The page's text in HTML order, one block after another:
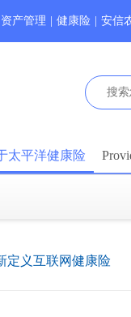
资产管理 健康险 安信
太平洋健康险
定义互联网健康险